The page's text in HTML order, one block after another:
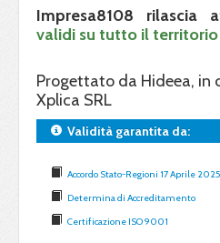
Impresa8108 rilascia
validi su tutto il
Progettato da Hideea, in
Xplica SRL
Validità garantita da:
Accordo Stato-Regioni 17 Aprile 2025
Determina di Accreditamento
Certificazione ISO 9001